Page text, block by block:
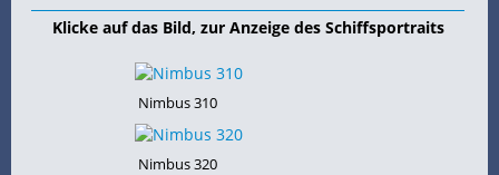
Klicke auf das Bild, zur Anzeige des Schiffsportraits
Nimbus 310
Nimbus 320